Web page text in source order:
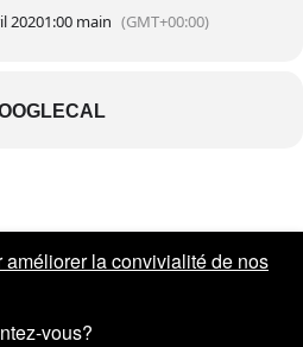
20201:00 main (GMT+00:00)
la convivialité de nos
vous?